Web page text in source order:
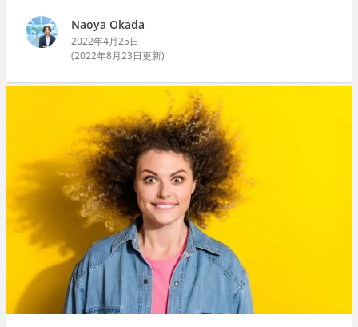
Naoya Okada
2022年4月25日
(2022年8月23日更新)